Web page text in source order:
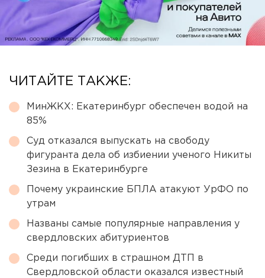
ЧИТАЙТЕ ТАКЖЕ:
МинЖКХ: Екатеринбург обеспечен водой на
85%
Суд отказался выпускать на свободу
фигуранта дела об избиении ученого Никиты
Зезина в Екатеринбурге
Почему украинские БПЛА атакуют УрФО по
утрам
Названы самые популярные направления у
свердловских абитуриентов
Среди погибших в страшном ДТП в
Свердловской области оказался известный